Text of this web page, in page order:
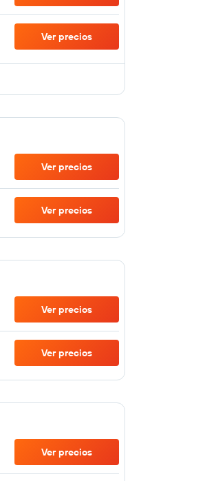
Ver precios
Ver precios
Ver precios
Ver precios
Ver precios
Ver precios